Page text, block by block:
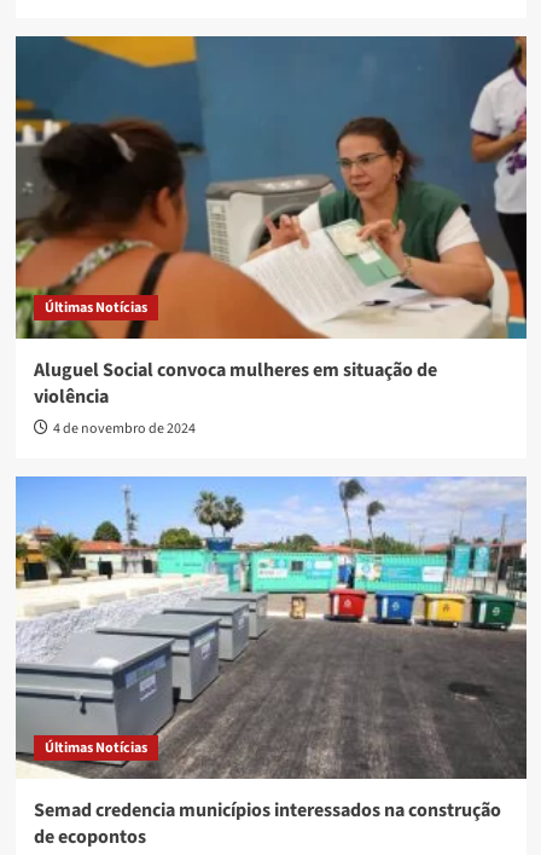
Últimas Notícias
Aluguel Social convoca mulheres em situação de
violência
4 de novembro de 2024
Últimas Notícias
Semad credencia municípios interessados na construção
de ecopontos